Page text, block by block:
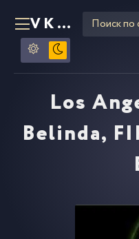
VKLIPE
Los
Belinda,